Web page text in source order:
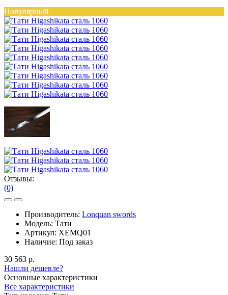
Популярный
Отзывы:
(0)
Производитель: Lonquan swords
Модель: Тати
Артикул: XEMQ01
Наличие: Под заказ
30 563 р.
Нашли дешевле?
Основные характеристики
Все характеристики